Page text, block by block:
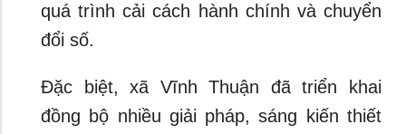
quá trình cải cách hành chính và chuyển
đổi số.
Đặc biệt, xã Vĩnh Thuận đã triển khai
đồng bộ nhiều giải pháp, sáng kiến thiết